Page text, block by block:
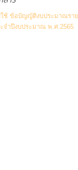
ใช้ ข้อบัญญัติงบประมาณรา
จำปีงบประมาณ พ.ศ.2565